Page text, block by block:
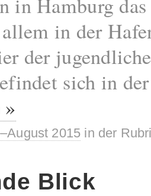
in der
der
sich in
2015 in der
Blick